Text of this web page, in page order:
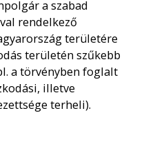
a szabad
rendelkező
területére
területén szűkebb
a törvényben foglalt
illetve
terheli).